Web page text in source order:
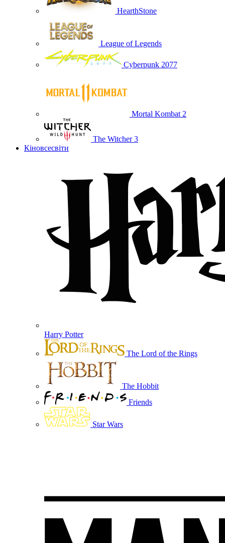
HearthStone
League of Legends
Cyberpunk 2077
Mortal Kombat 2
The Witcher 3
Кіновсесвіти
Harry Potter
The Lord of the Rings
The Hobbit
Friends
Star Wars